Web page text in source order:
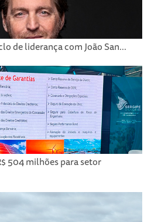
de liderança com João San...
504 milhões para setor